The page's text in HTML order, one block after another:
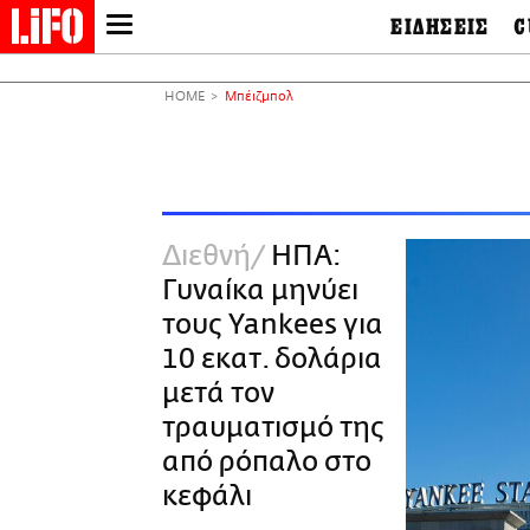
NEWSLETTER
ΑΜΠΑ
PRINT
ΕΙΔΗΣΕΙΣ
&
HOME Μπέιζμπολ
Διεθνή
ΗΠΑ:
Γυναίκα μηνύει
τους Yankees για
10 εκατ. δολάρια
μετά τον
τραυματισμό της
από ρόπαλο στο
κεφάλι